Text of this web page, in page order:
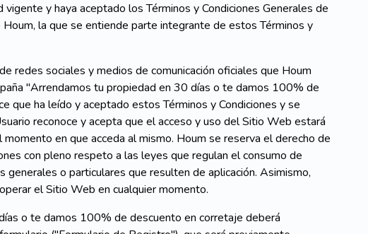
y haya aceptado los Términos y Condiciones Generales de
la que se entiende parte integrante de estos Términos y
redes sociales y medios de comunicación oficiales que Houm
"Arrendamos tu propiedad en 30 días o te damos 100% de
que ha leído y aceptado estos Términos y Condiciones y se
reconoce y acepta que el acceso y uso del Sitio Web estará
en que acceda al mismo. Houm se reserva el derecho de
con pleno respeto a las leyes que regulan el consumo de
generales o particulares que resulten de aplicación. Asimismo,
el Sitio Web en cualquier momento.
o te damos 100% de descuento en corretaje deberá